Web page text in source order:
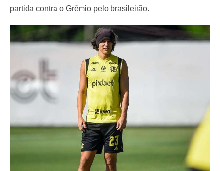
partida contra o Grêmio pelo brasileirão.